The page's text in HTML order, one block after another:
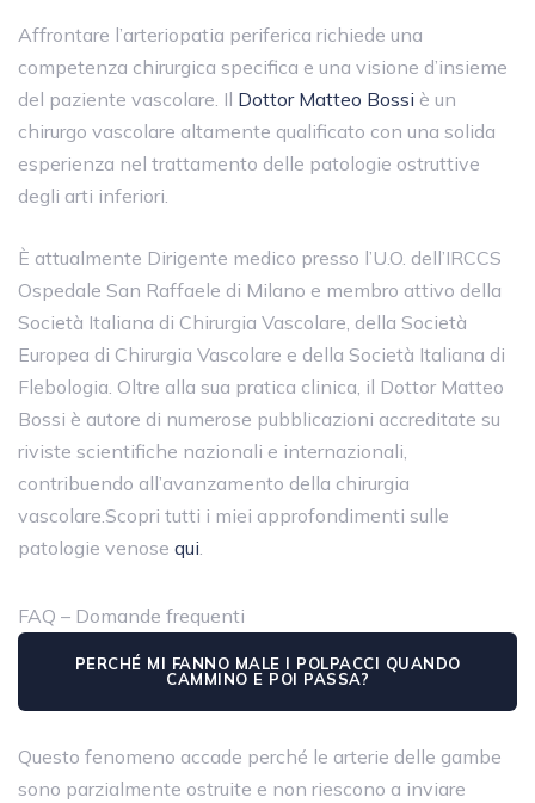
Affrontare l’arteriopatia periferica richiede una
competenza chirurgica specifica e una visione d’insieme
del paziente vascolare. Il Dottor Matteo Bossi è un
chirurgo vascolare altamente qualificato con una solida
esperienza nel trattamento delle patologie ostruttive
degli arti inferiori.
È attualmente Dirigente medico presso l’U.O. dell’IRCCS
Ospedale San Raffaele di Milano e membro attivo della
Società Italiana di Chirurgia Vascolare, della Società
Europea di Chirurgia Vascolare e della Società Italiana di
Flebologia. Oltre alla sua pratica clinica, il Dottor Matteo
Bossi è autore di numerose pubblicazioni accreditate su
riviste scientifiche nazionali e internazionali,
contribuendo all’avanzamento della chirurgia
vascolare.Scopri tutti i miei approfondimenti sulle
patologie venose qui.
FAQ – Domande frequenti
PERCHÉ MI FANNO MALE I POLPACCI QUANDO
CAMMINO E POI PASSA?
Questo fenomeno accade perché le arterie delle gambe
sono parzialmente ostruite e non riescono a inviare